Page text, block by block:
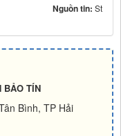
Nguồn tin: St
BẢO TÍN
Bình, TP Hải